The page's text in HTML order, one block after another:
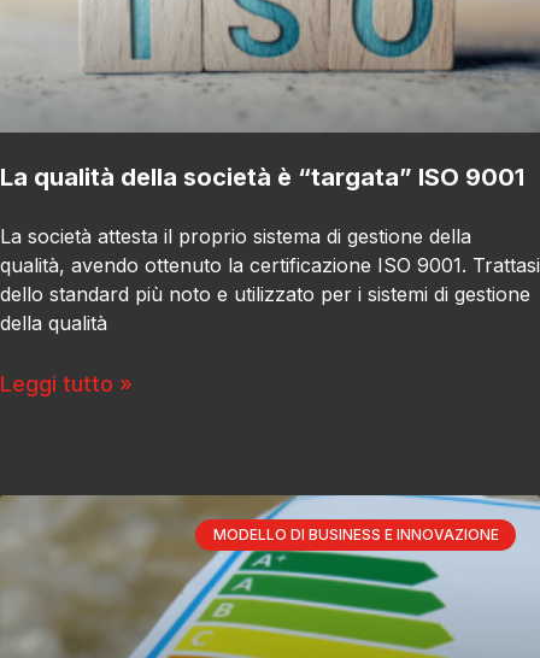
La qualità della società è “targata” ISO 9001
La società attesta il proprio sistema di gestione della
qualità, avendo ottenuto la certificazione ISO 9001. Trattasi
dello standard più noto e utilizzato per i sistemi di gestione
della qualità
Leggi tutto »
MODELLO DI BUSINESS E INNOVAZIONE